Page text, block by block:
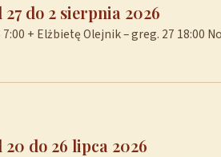
do 2 sierpnia 2026
+ Elżbietę Olejnik – greg. 27 18:00
do 26 lipca 2026